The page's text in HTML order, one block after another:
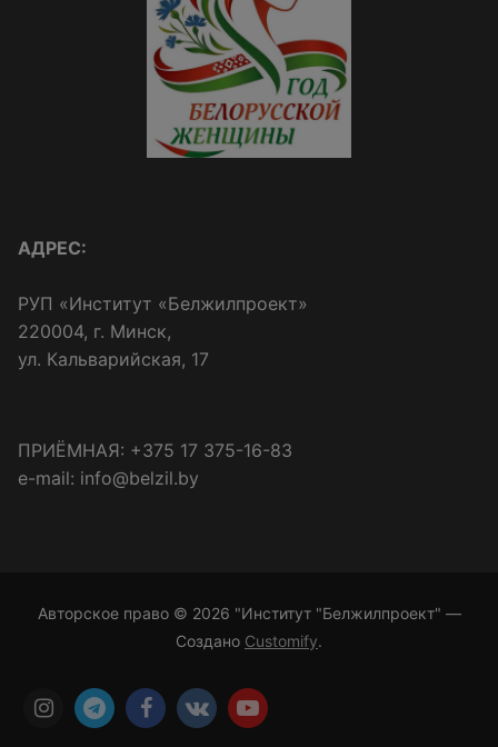
АДРЕС:
РУП «Институт «Белжилпроект»
220004, г. Минск,
ул. Кальварийская, 17
ПРИЁМНАЯ: +375 17 375-16-83
e-mail: info@belzil.by
Авторское право © 2026 "Институт "Белжилпроект" —
Создано Customify.